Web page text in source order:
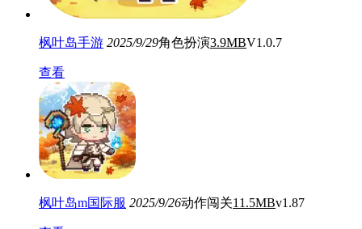
枫叶岛手游 2025/9/29角色扮演3.9MBV1.0.7
查看
枫叶岛m国际服 2025/9/26动作闯关11.5MBv1.87